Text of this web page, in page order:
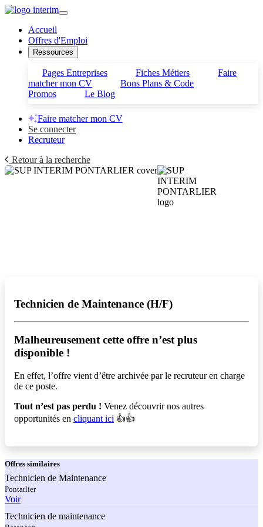
Accueil
Offres d'Emploi
Ressources
Pages Entreprises Fiches Métiers
Faire
matcher mon CV
Bons Plans & Code
Promos
Le Blog
Faire matcher mon CV
Se connecter
Recruteur
Retour à la recherche
Technicien de Maintenance (H/F)
Malheureusement cette offre n’est plus
disponible !️
En effet, l’offre vient d’être archivée par le recruteur en charge
de ce poste.
Tout n’est pas perdu ! Venez découvrir nos autres
opportunités en cliquant ici 👍👍
Offres similaires
Technicien de Maintenance
Pontarlier
Voir
Technicien de maintenance